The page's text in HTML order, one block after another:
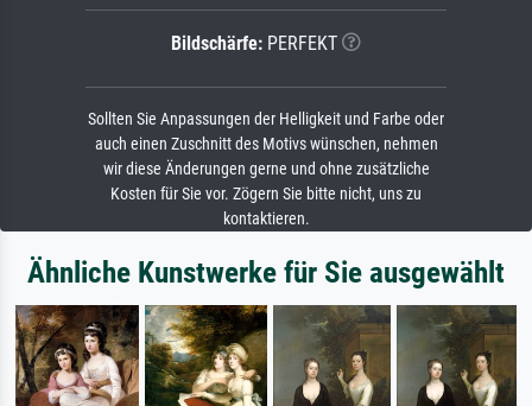
Bildschärfe: PERFEKT
Sollten Sie Anpassungen der Helligkeit und Farbe oder
auch einen Zuschnitt des Motivs wünschen, nehmen
wir diese Änderungen gerne und ohne zusätzliche
Kosten für Sie vor. Zögern Sie bitte nicht, uns zu
kontaktieren.
Ähnliche Kunstwerke für Sie ausgewählt